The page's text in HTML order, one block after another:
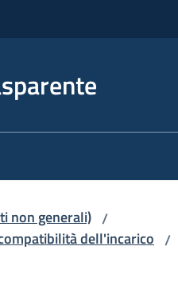
non generali) /
dell'incarico /